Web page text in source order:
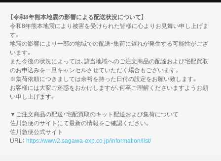
【令和8年熊本地震の影響による配送状況について】
令和8年熊本地震により被害を受けられた皆様に心よりお見舞い申し上げま
す。
地震の影響により一部の地域での配送・集荷に遅れが発生する可能性がござ
います。
また今後の状況によっては、該当地域へのご注文商品の配達および宅配買取
のお申込みを一旦キャンセルさせていただく場合もございます。
※集荷依頼につきましては余裕を持った日付の設定をお願い致します。
お客様には大変ご迷惑をおかけしますが、何卒ご理解くださいますようお願
い申し上げます。
▼ご注文商品の配送・宅配買取のキット配送および集荷について
佐川急便のサイトにて最新の情報をご確認ください。
佐川急便公式サイト
URL： https://www2.sagawa-exp.co.jp/information/list/